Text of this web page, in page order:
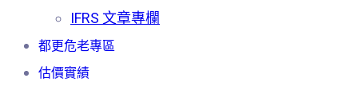
IFRS 文章專欄
都更危老專區
估價實績